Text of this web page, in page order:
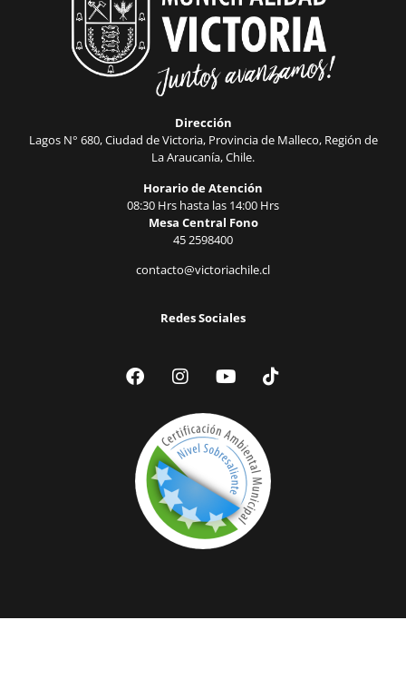
Dirección
Lagos N° 680, Ciudad de Victoria, Provincia de Malleco, Región de
La Araucanía, Chile.
Horario de Atención
08:30 Hrs hasta las 14:00 Hrs
Mesa Central Fono
45 2598400
contacto@victoriachile.cl
Redes Sociales